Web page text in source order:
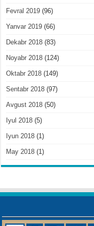
Fevral 2019 (96)
Yanvar 2019 (66)
Dekabr 2018 (83)
Noyabr 2018 (124)
Oktabr 2018 (149)
Sentabr 2018 (97)
Avgust 2018 (50)
Iyul 2018 (5)
Iyun 2018 (1)
May 2018 (1)